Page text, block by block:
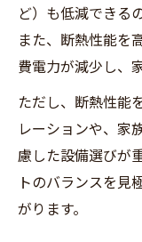
ど）も低減できる
また、断熱性能を
費電力が減少し、
ただし、断熱性能
レーションや、家
慮した設備選びが
トのバランスを見
がります。